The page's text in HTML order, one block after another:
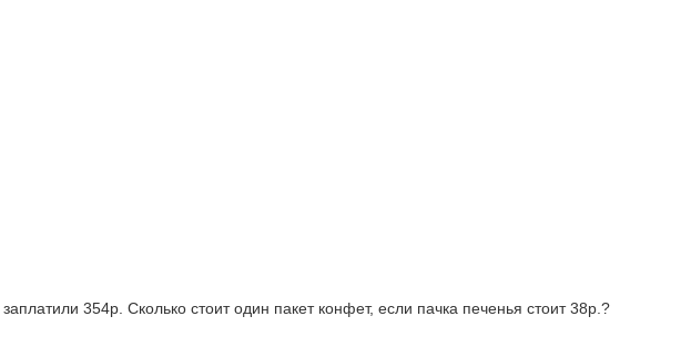
354р. Сколько стоит один пакет конфет, если пачка печенья стоит 38р.?